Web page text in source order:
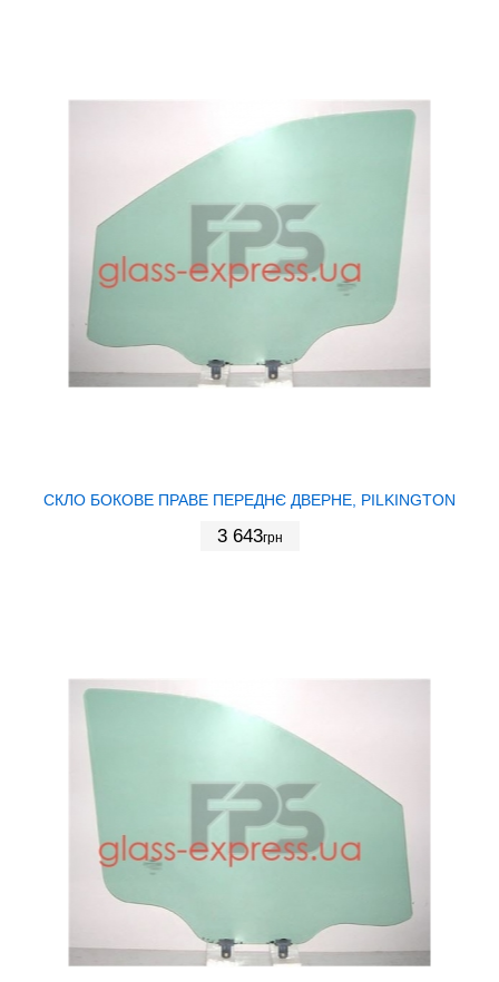
СКЛО БОКОВЕ ПРАВЕ ПЕРЕДНЄ ДВЕРНЕ, PILKINGTON
3 643грн